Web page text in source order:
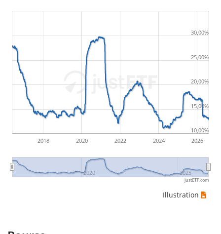
2018 2020 2022 2024 2026
2020 2025
10,00%
15,00%
20,00%
25,00%
30,00%
justETF.com
Illustration